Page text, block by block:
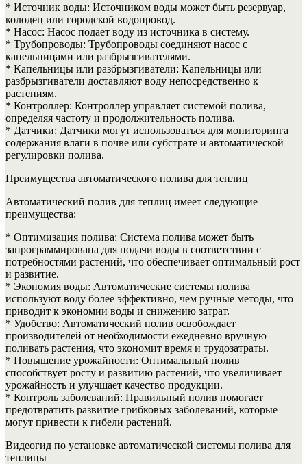
* Источник воды: Источником воды может быть резервуар,
колодец или городской водопровод.
* Насос: Насос подает воду из источника в систему.
* Трубопроводы: Трубопроводы соединяют насос с
капельницами или разбрызгивателями.
* Капельницы или разбрызгиватели: Капельницы или
разбрызгиватели доставляют воду непосредственно к
растениям.
* Контроллер: Контроллер управляет системой полива,
определяя частоту и продолжительность полива.
* Датчики: Датчики могут использоваться для мониторинга
содержания влаги в почве или субстрате и автоматической
регулировки полива.
Преимущества автоматического полива для теплиц
Автоматический полив для теплиц имеет следующие
преимущества:
* Оптимизация полива: Система полива может быть
запрограммирована для подачи воды в соответствии с
потребностями растений, что обеспечивает оптимальный рост
и развитие.
* Экономия воды: Автоматические системы полива
используют воду более эффективно, чем ручные методы, что
приводит к экономии воды и снижению затрат.
* Удобство: Автоматический полив освобождает
производителей от необходимости ежедневно вручную
поливать растения, что экономит время и трудозатраты.
* Повышение урожайности: Оптимальный полив
способствует росту и развитию растений, что увеличивает
урожайность и улучшает качество продукции.
* Контроль заболеваний: Правильный полив помогает
предотвратить развитие грибковых заболеваний, которые
могут привести к гибели растений.
Видеогид по установке автоматической системы полива для
теплицы